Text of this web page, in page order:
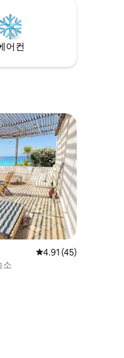
있습니다.
어컨
평점 4.91점(5점 만점
4.91 (45)
소